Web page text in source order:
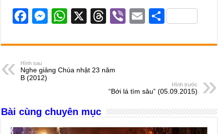
F
c
e
b
o
k
M
ss
n
er
W
at
A
p
X
T
e
d
s
Vi
er
E
ail
S
ar
Hình sau
Nghe giảng Chúa nhật 23 năm
B (2012)
Hình trước
“Bới lá tìm sâu” (05.09.2015)
Bài cùng chuyên mục